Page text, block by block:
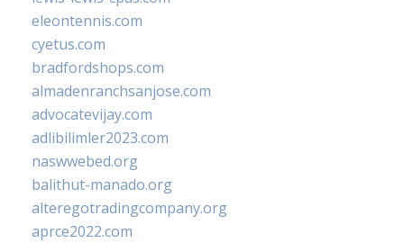
eleontennis.com
cyetus.com
bradfordshops.com
almadenranchsanjose.com
advocatevijay.com
adlibilimler2023.com
naswwebed.org
balithut-manado.org
alteregotradingcompany.org
aprce2022.com